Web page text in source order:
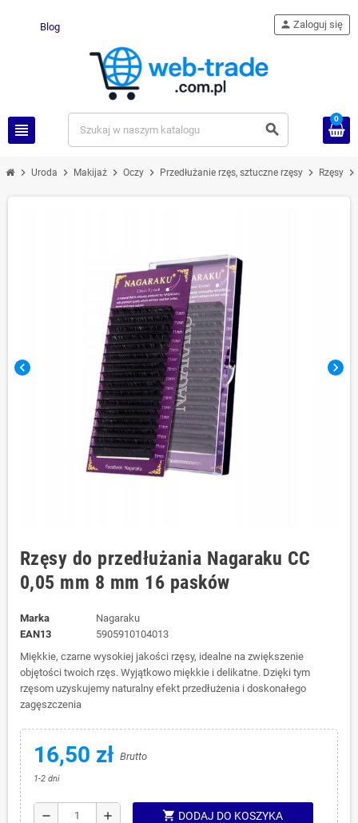
Blog
view_headline search
person Zaloguj się
0
chevron_right Uroda chevron_right Makijaż chevron_right Oczy chevron_right Przedłużanie rzęs, sztuczne rzęsy chevron_right Rzęsy chevron_right
chevron_left chevron_right
Rzęsy do przedłużania Nagaraku CC
0,05 mm 8 mm 16 pasków
Marka
Nagaraku
EAN13
5905910104013
Miękkie, czarne wysokiej jakości rzęsy, idealne na zwiększenie
objętości twoich rzęs. Wyjątkowo miękkie i delikatne. Dzięki tym
rzęsom uzyskujemy naturalny efekt przedłużenia i doskonałego
zagęszczenia
16,50 zł Brutto
1-2 dni
remove add shopping_cart DODAJ DO KOSZYKA